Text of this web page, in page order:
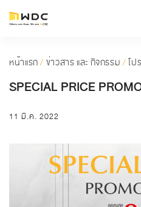
หน้าแรก/ ข่าวสาร และ กิจกรรม /โป
SPECIAL PRICE
11 มี.ค. 2022